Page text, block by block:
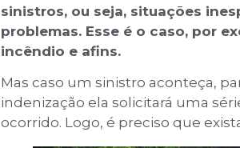
sinistros, ou seja, situações
problemas. Esse é o caso, por
incêndio e afins.
Mas caso um sinistro aconteça,
indenização ela solicitará uma
ocorrido. Logo, é preciso que